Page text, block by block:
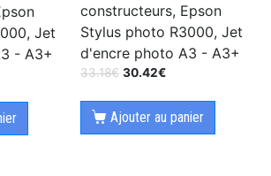
Jet
- A3+
constructeurs, Epson
Stylus photo R3000, Jet
d'encre photo A3 - A3+
33.18€ 30.42€
Ajouter au panier